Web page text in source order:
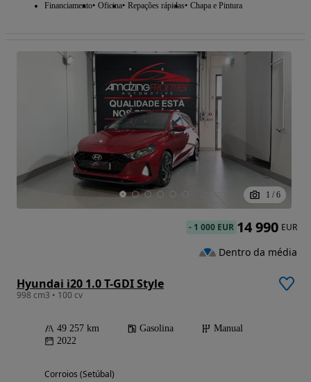
Financiamento Oficina Repações rápidas Chapa e Pintura
1 / 6
Hyundai i20 1.0 T-GDI Style
998 cm3 • 100 cv
49 257 km Gasolina
Manual
2022
Corroios (Setúbal)
- 1 000 EUR 14 990 EUR
Dentro da média